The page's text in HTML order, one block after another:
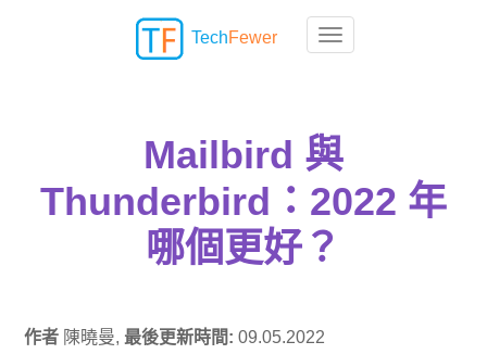
Toggle navigation
TechFewer
Mailbird 與
Thunderbird：2022 年
哪個更好？
作者 陳曉曼, 最後更新時間:09.05.2022